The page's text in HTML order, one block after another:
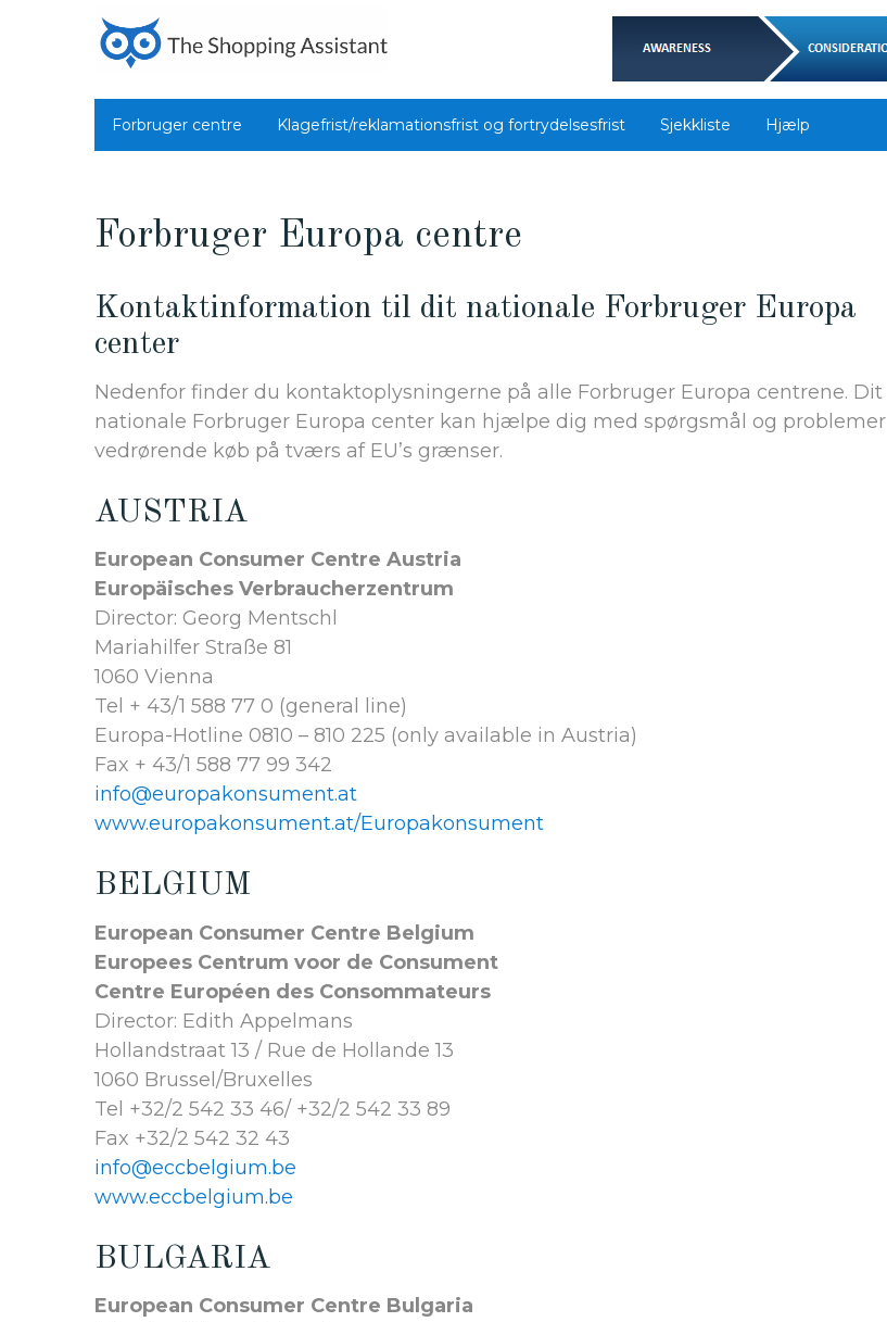
Forbruger centre Klagefrist/reklamationsfrist og fortrydelsesfrist Sjekkliste Hjælp
Forbruger Europa centre
Kontaktinformation til dit nationale Forbruger Europa
center
Nedenfor finder du kontaktoplysningerne på alle Forbruger Europa centrene. Dit
nationale Forbruger Europa center kan hjælpe dig med spørgsmål og problemer
vedrørende køb på tværs af EU’s grænser.
AUSTRIA
European Consumer Centre Austria
Europäisches Verbraucherzentrum
Director: Georg Mentschl
Mariahilfer Straße 81
1060 Vienna
Tel + 43/1 588 77 0 (general line)
Europa-Hotline 0810 – 810 225 (only available in Austria)
Fax + 43/1 588 77 99 342
info@europakonsument.at
www.europakonsument.at/Europakonsument
BELGIUM
European Consumer Centre Belgium
Europees Centrum voor de Consument
Centre Européen des Consommateurs
Director: Edith Appelmans
Hollandstraat 13 / Rue de Hollande 13
1060 Brussel/Bruxelles
Tel +32/2 542 33 46/ +32/2 542 33 89
Fax +32/2 542 32 43
info@eccbelgium.be
www.eccbelgium.be
BULGARIA
European Consumer Centre Bulgaria